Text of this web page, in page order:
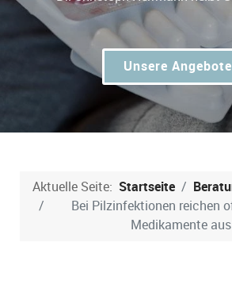
Unsere Angebote
Aktuelle Seite: Startseite
Bei Pilzinfektionen reichen
Medikamente aus